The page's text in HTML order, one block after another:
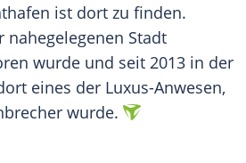
ist dort zu finden.
nahegelegenen Stadt
wurde und seit 2013 in der
eines der Luxus-Anwesen,
wurde.